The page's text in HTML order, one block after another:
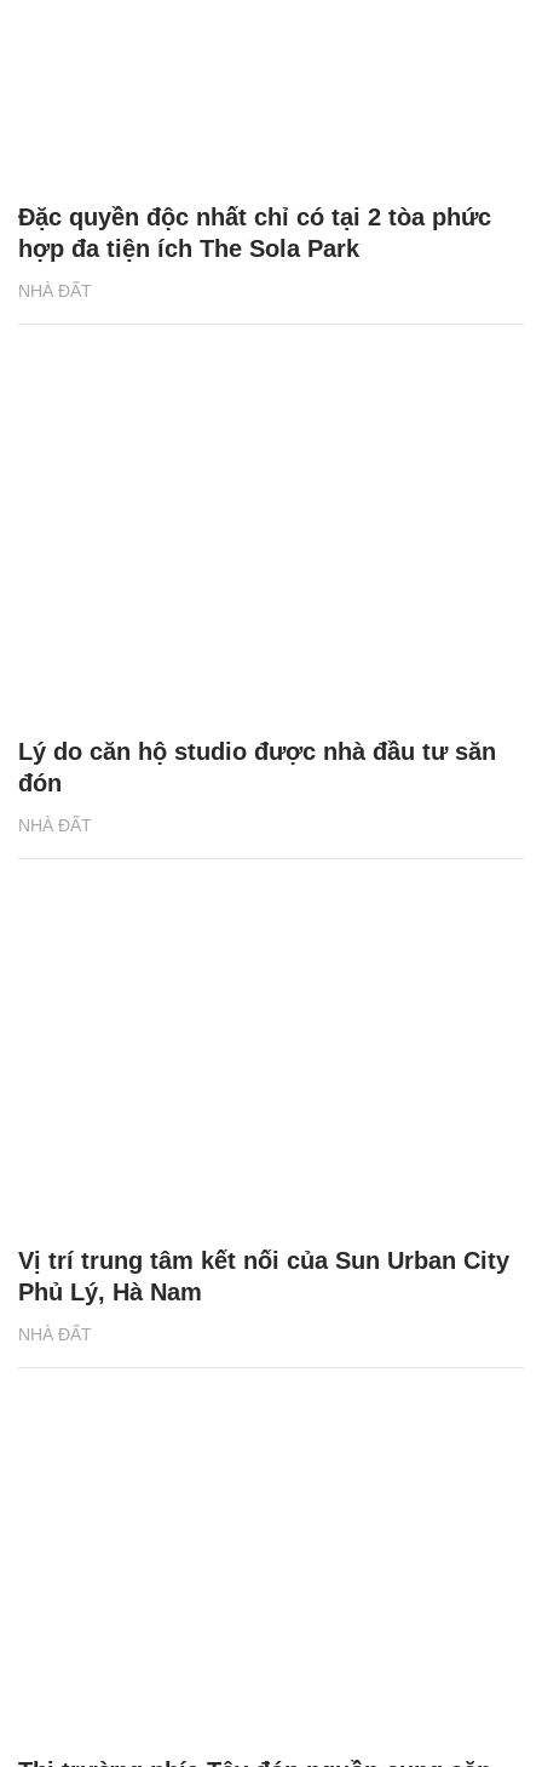
NHÀ ĐẤT
Đặc quyền độc nhất chỉ có tại 2 tòa phức
hợp đa tiện ích The Sola Park
NHÀ ĐẤT
Lý do căn hộ studio được nhà đầu tư săn
đón
NHÀ ĐẤT
Vị trí trung tâm kết nối của Sun Urban City
Phủ Lý, Hà Nam